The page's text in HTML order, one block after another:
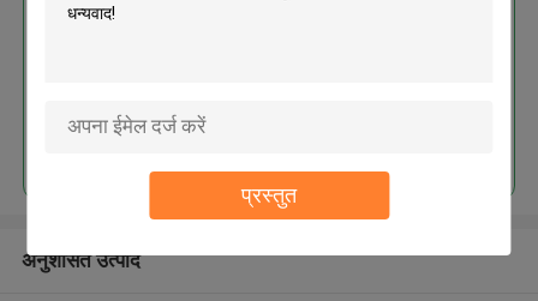
प्रस्तुत
अनुशंसित उत्पाद